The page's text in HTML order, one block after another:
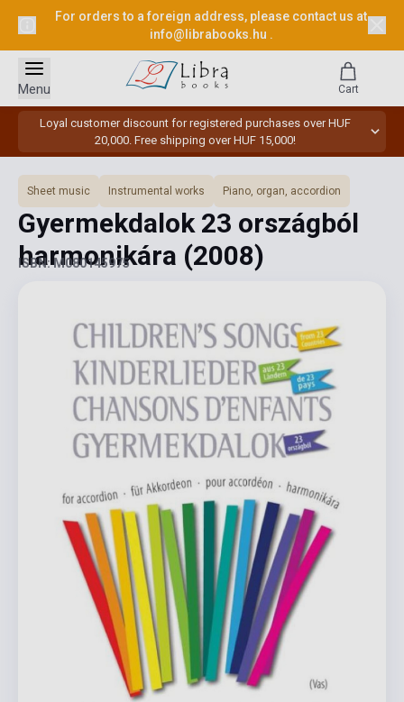
For orders to a foreign address, please contact us at
info@librabooks.hu .
Loyal customer discount for registered purchases over HUF
20,000. Free shipping over HUF 15,000!
Menu Cart
Sheet music Instrumental works Piano, organ, accordion
Gyermekdalok 23 országból
harmonikára (2008)
ISBN: M080145975